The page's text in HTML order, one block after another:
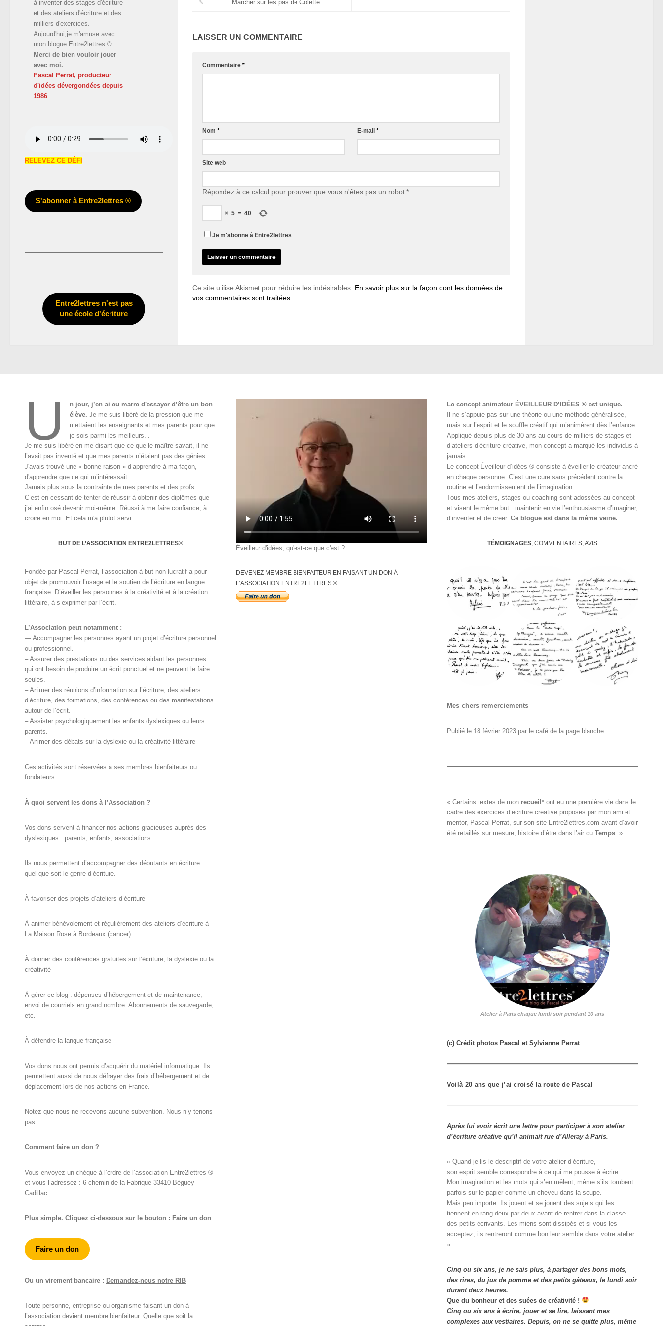
Marcher sur les pas de Colette
LAISSER UN COMMENTAIRE
Commentaire *
Nom * E-mail*
Site web
Répondez à ce calcul pour prouver que vous n'êtes pas un robot *
× 5 = 40
Je m'abonne à Entre2lettres
Ce site utilise Akismet pour réduire les indésirables. En savoir plus sur la façon dont les données de
vos commentaires sont traitées
à inventer des stages d'écriture
et des ateliers d'écriture et des
milliers d'exercices.
Aujourd'hui,je m'amuse avec
mon blogue Entre2lettres ®
Merci de bien vouloir jouer
avec moi.
Pascal Perrat, producteur
d'idées dévergondées depuis
1986
RELEVEZ CE DÉFI
S'abonner à Entre2lettres®
Entre2lettres n'est pas
une école d'écriture
U
n jour, j’en ai eu marre d'essayer d’être un bon
élève.Je me suis libéré de la pression que me
mettaient les enseignants et mes parents pour que
je sois parmi les meilleurs...
Je me suis libéré en me disant que ce que le maître savait, il ne
l’avait pas inventé et que mes parents n’étaient pas des génies.
J'avais trouvé une « bonne raison » d’apprendre à ma façon,
d'apprendre que ce qui m’intéressait.
Jamais plus sous la contrainte de mes parents et des profs.
C’est en cessant de tenter de réussir à obtenir des diplômes que
j’ai enfin osé devenir moi-même. Réussi à me faire confiance, à
croire en moi. Et cela m'a plutôt servi.
BUT DE L’ASSOCIATION ENTRE2LETTRES®
Fondée par Pascal Perrat, l’association à but non lucratif a pour
objet de promouvoir l’usage et le soutien de l’écriture en langue
française. D’éveiller les personnes à la créativité et à la création
littéraire, à s’exprimer par l’écrit.
L’Association peut notamment :
— Accompagner les personnes ayant un projet d’écriture personnel
ou professionnel.
– Assurer des prestations ou des services aidant les personnes
qui ont besoin de produire un écrit ponctuel et ne peuvent le faire
seules.
– Animer des réunions d’information sur l’écriture, des ateliers
d’écriture, des formations, des conférences ou des manifestations
autour de l’écrit.
– Assister psychologiquement les enfants dyslexiques ou leurs
parents.
– Animer des débats sur la dyslexie ou la créativité littéraire
Ces activités sont réservées à ses membres bienfaiteurs ou
fondateurs
À quoi servent les dons à l’Association ?
Vos dons servent à financer nos actions gracieuses auprès des
dyslexiques : parents, enfants, associations.
Ils nous permettent d’accompagner des débutants en écriture :
quel que soit le genre d’écriture.
À favoriser des projets d’ateliers d’écriture
À animer bénévolement et régulièrement des ateliers d’écriture à
La Maison Rose à Bordeaux (cancer)
À donner des conférences gratuites sur l’écriture, la dyslexie ou la
créativité
À gérer ce blog : dépenses d’hébergement et de maintenance,
envoi de courriels en grand nombre. Abonnements de sauvegarde,
etc.
À défendre la langue française
Vos dons nous ont permis d’acquérir du matériel informatique. Ils
permettent aussi de nous défrayer des frais d’hébergement et de
déplacement lors de nos actions en France.
Notez que nous ne recevons aucune subvention. Nous n’y tenons
pas.
Comment faire un don ?
Vous envoyez un chèque à l’ordre de l’association Entre2lettres ®
et vous l’adressez : 6 chemin de la Fabrique 33410 Béguey
Cadillac
Plus simple. Cliquez ci-dessous sur le bouton : Faire un don
Faire un don
Ou un virement bancaire : Demandez-nous notre RIB
Toute personne, entreprise ou organisme faisant un don à
l’association devient membre bienfaiteur. Quelle que soit la
Éveilleur d'idées, qu'est-ce que c'est ?
DEVENEZ MEMBRE BIENFAITEUR EN FAISANT UN DON À
L’ASSOCIATION ENTRE2LETTRES ®
Le concept animateur ÉVEILLEUR D’IDÉES ® est unique.
Il ne s’appuie pas sur une théorie ou une méthode généralisée,
mais sur l’esprit et le souffle créatif qui m’animèrent dès l’enfance.
Appliqué depuis plus de 30 ans au cours de milliers de stages et
d’ateliers d’écriture créative, mon concept a marqué les individus à
jamais.
Le concept Éveilleur d’idées ® consiste à éveiller le créateur ancré
en chaque personne. C’est une cure sans précédent contre la
routine et l’endormissement de l’imagination.
Tous mes ateliers, stages ou coaching sont adossées au concept
et visent le même but : maintenir en vie l’enthousiasme d’imaginer,
d’inventer et de créer. Ce blogue est dans la même veine.
TÉMOIGNAGES, COMMENTAIRES, AVIS
Mes chers remerciements
Publié le 18 février 2023par le café de la page blanche
« Certains textes de mon recueil* ont eu une première vie dans le
cadre des exercices d’écriture créative proposés par mon ami et
mentor, Pascal Perrat, sur son site Entre2lettres.com avant d’avoir
été retaillés sur mesure, histoire d’être dans l’air du Temps. »
Atelier à Paris chaque lundi soir pendant 10 ans
(c) Crédit photos Pascal et Sylvianne Perrat
Voilà 20 ans que j’ai croisé la route de Pascal
Après lui avoir écrit une lettre pour participer à son atelier
d’écriture créative qu’il animait rue d’Alleray à Paris.
« Quand je lis le descriptif de votre atelier d’écriture,
son esprit semble correspondre à ce qui me pousse à écrire.
Mon imagination et les mots qui s’en mêlent, même s’ils tombent
parfois sur le papier comme un cheveu dans la soupe.
Mais peu importe. Ils jouent et se jouent des sujets qui les
tiennent en rang deux par deux avant de rentrer dans la classe
des petits écrivants. Les miens sont dissipés et si vous les
acceptez, ils rentreront comme bon leur semble dans votre atelier.
»
Cinq ou six ans, je ne sais plus, à partager des bons mots,
des rires, du jus de pomme et des petits gâteaux, le lundi soir
durant deux heures.
Que du bonheur et des suées de créativité !
Cinq ou six ans à écrire, jouer et se lire, laissant mes
complexes aux vestiaires. Depuis, on ne se quitte plus, même